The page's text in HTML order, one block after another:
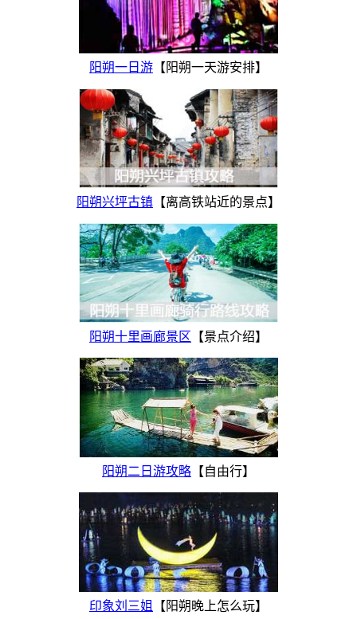
阳朔一日游 【阳朔一天游安排】
阳朔兴坪古镇 【离高铁站近的景点】
阳朔十里画廊景区 【景点介绍】
阳朔二日游攻略 【自由行】
印象刘三姐 【阳朔晚上怎么玩】